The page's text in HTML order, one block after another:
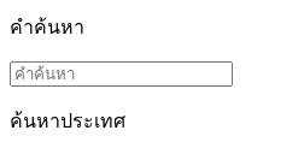
คำค้นหา
ค้นหาประเทศ